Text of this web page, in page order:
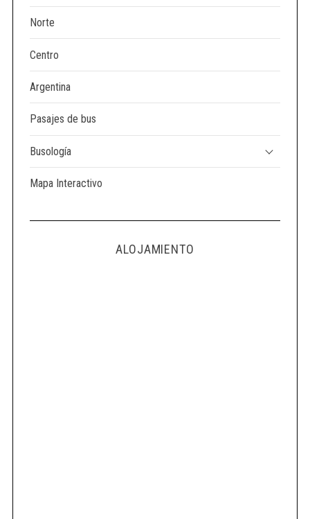
Norte
Centro
Argentina
Pasajes de bus
Busología
Mapa Interactivo
ALOJAMIENTO